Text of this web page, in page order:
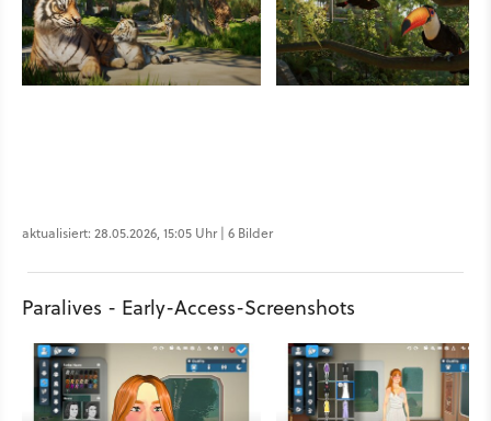
aktualisiert: 28.05.2026, 15:05 Uhr | 6 Bilder
Paralives - Early-Access-Screenshots